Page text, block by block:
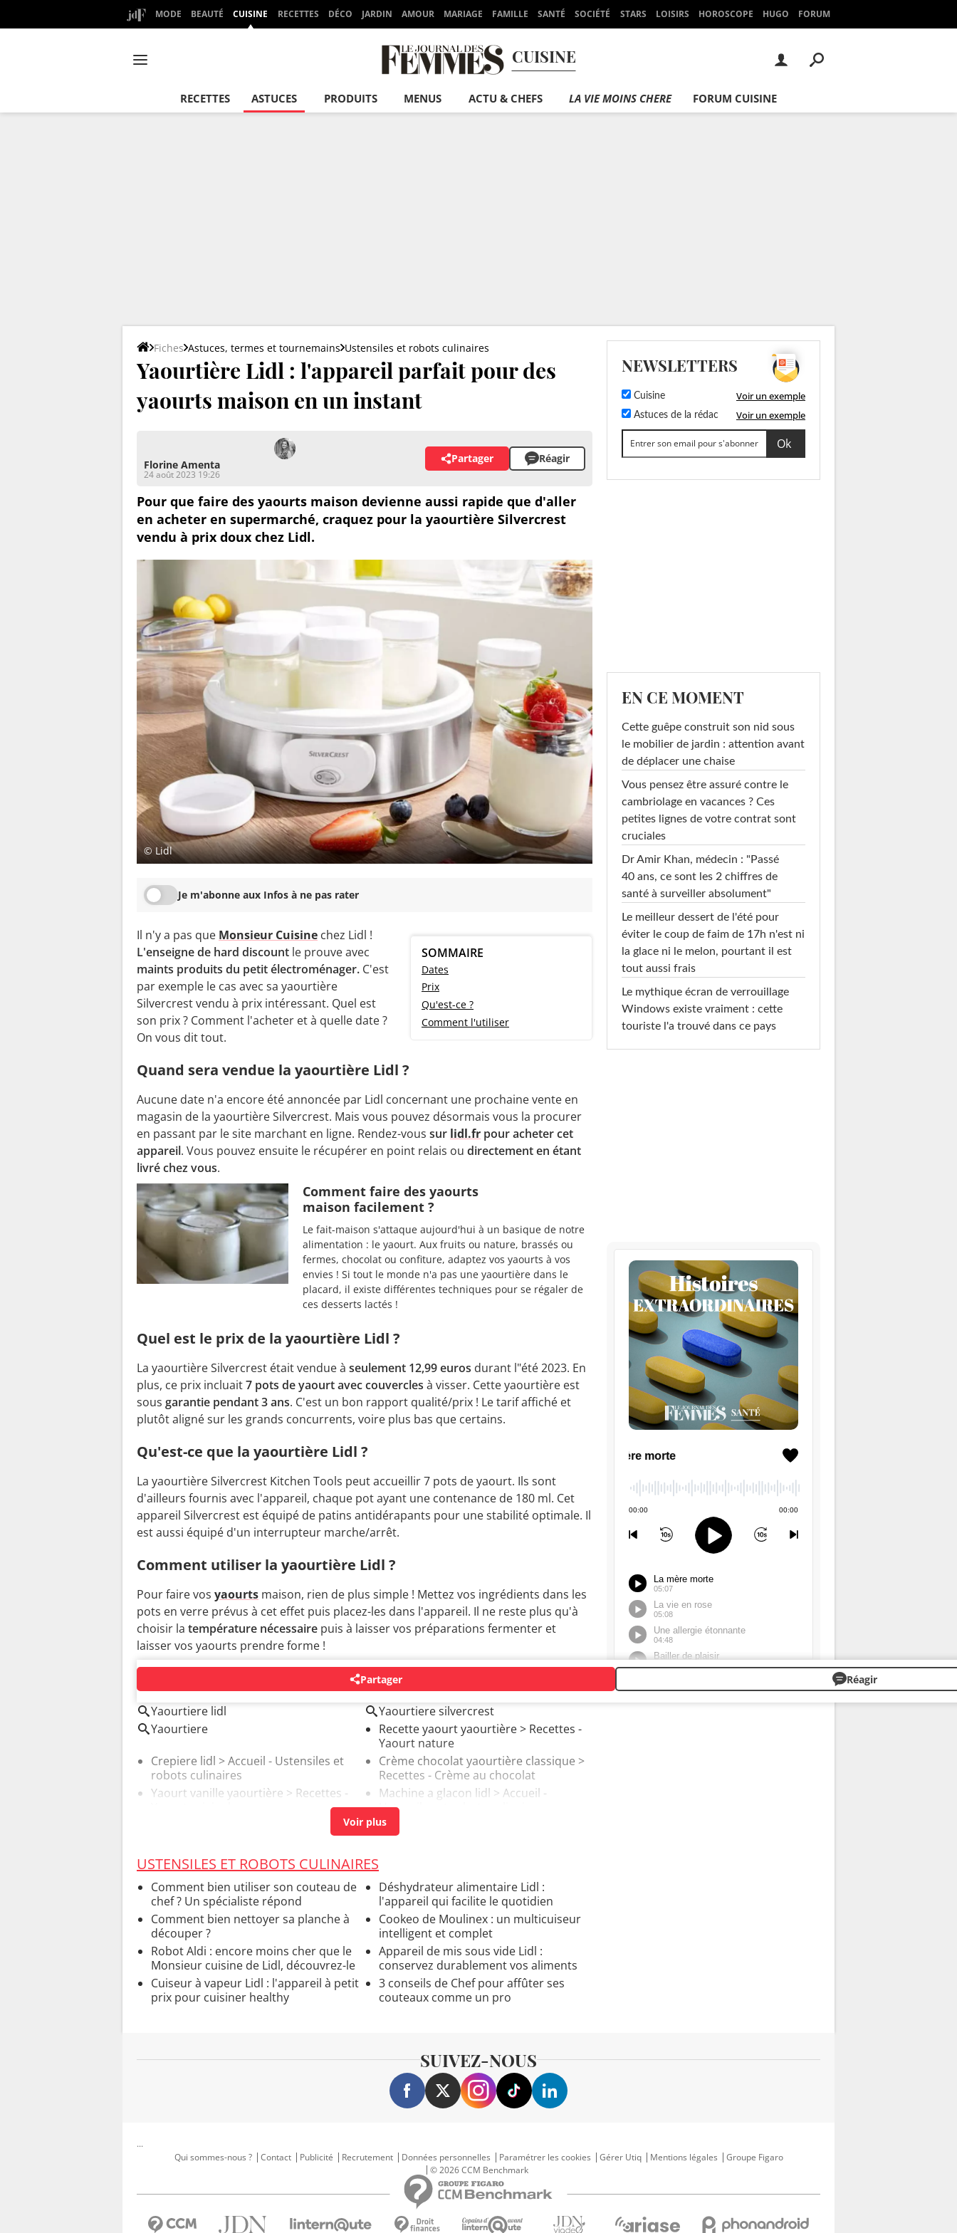
MODE BEAUTÉ CUISINE RECETTES DÉCO JARDIN AMOUR MARIAGE FAMILLE SANTÉ SOCIÉTÉ STARS LOISIRS HOROSCOPE HUGO FORUM
CUISINE
RECETTES ASTUCES PRODUITS MENUS ACTU & CHEFS LA VIE MOINS CHERE FORUM CUISINE
Fiches Astuces, termes et tournemains Ustensiles et robots culinaires
Yaourtière Lidl : l'appareil parfait pour des
yaourts maison en un instant
Florine Amenta
24 août 2023 19:26
Partager Réagir
Pour que faire des yaourts maison devienne aussi rapide que d'aller
en acheter en supermarché, craquez pour la yaourtière Silvercrest
vendu à prix doux chez Lidl.
© Lidl
Je m'abonne aux Infos à ne pas rater
SOMMAIRE
Dates
Prix
Qu'est-ce ?
Comment l'utiliser
Il n'y a pas que Monsieur Cuisine chez Lidl !
L'enseigne de hard discount le prouve avec
maints produits du petit électroménager. C'est
par exemple le cas avec sa yaourtière
Silvercrest vendu à prix intéressant. Quel est
son prix ? Comment l'acheter et à quelle date ?
On vous dit tout.
Quand sera vendue la yaourtière Lidl ?
Aucune date n'a encore été annoncée par Lidl concernant une prochaine vente en
magasin de la yaourtière Silvercrest. Mais vous pouvez désormais vous la procurer
en passant par le site marchant en ligne. Rendez-vous sur lidl.fr pour acheter cet
appareil. Vous pouvez ensuite le récupérer en point relais ou directement en étant
livré chez vous.
Comment faire des yaourts
maison facilement ?
Le fait-maison s'attaque aujourd'hui à un basique de notre
alimentation : le yaourt. Aux fruits ou nature, brassés ou
fermes, chocolat ou confiture, adaptez vos yaourts à vos
envies ! Si tout le monde n'a pas une yaourtière dans le
placard, il existe différentes techniques pour se régaler de
ces desserts lactés !
Quel est le prix de la yaourtière Lidl ?
La yaourtière Silvercrest était vendue à seulement 12,99 euros durant l"été 2023. En
plus, ce prix incluait7 pots de yaourt avec couvercles à visser. Cette yaourtière est
sous garantie pendant 3 ans. C'est un bon rapport qualité/prix ! Le tarif affiché et
plutôt aligné sur les grands concurrents, voire plus bas que certains.
Qu'est-ce que la yaourtière Lidl ?
La yaourtière Silvercrest Kitchen Tools peut accueillir 7 pots de yaourt. Ils sont
d'ailleurs fournis avec l'appareil, chaque pot ayant une contenance de 180 ml. Cet
appareil Silvercrest est équipé de patins antidérapants pour une stabilité optimale. Il
est aussi équipé d'un interrupteur marche/arrêt.
Comment utiliser la yaourtière Lidl ?
Pour faire vos yaourts maison, rien de plus simple ! Mettez vos ingrédients dans les
pots en verre prévus à cet effet puis placez-les dans l'appareil. Il ne reste plus qu'à
choisir la température nécessaire puis à laisser vos préparations fermenter et
laisser vos yaourts prendre forme !
Partager Réagir
AUTOUR DU MÊME SUJET
Yaourtiere lidl
Yaourtiere silvercrest
Yaourtiere
Recette yaourt yaourtière> Recettes -
Yaourt nature
Crepiere lidl > Accueil - Ustensiles et
robots culinaires
Crème chocolat yaourtière classique >
Recettes - Crème au chocolat
Yaourt vanille yaourtière > Recettes -
Machine a glacon lidl > Accueil -
Ustensiles et robots culinaires
USTENSILES ET ROBOTS CULINAIRES
Comment bien utiliser son couteau de
chef ? Un spécialiste répond
Déshydrateur alimentaire Lidl :
l'appareil qui facilite le quotidien
Comment bien nettoyer sa planche à
découper ?
Cookeo de Moulinex : un multicuiseur
intelligent et complet
Robot Aldi : encore moins cher que le
Monsieur cuisine de Lidl, découvrez-le
Appareil de mis sous vide Lidl :
conservez durablement vos aliments
Cuiseur à vapeur Lidl : l'appareil à petit
prix pour cuisiner healthy
3 conseils de Chef pour affûter ses
couteaux comme un pro
NEWSLETTERS
Cuisine Voir un exemple
Astuces de la rédac Voir un exemple
EN CE MOMENT
Cette guêpe construit son nid sous
le mobilier de jardin : attention avant
de déplacer une chaise
Vous pensez être assuré contre le
cambriolage en vacances ? Ces
petites lignes de votre contrat sont
cruciales
Dr Amir Khan, médecin : "Passé
40 ans, ce sont les 2 chiffres de
santé à surveiller absolument"
Le meilleur dessert de l'été pour
éviter le coup de faim de 17h n'est ni
la glace ni le melon, pourtant il est
tout aussi frais
Le mythique écran de verrouillage
Windows existe vraiment : cette
touriste l'a trouvé dans ce pays
SUIVEZ-NOUS
...
Qui sommes-nous ?
Contact Publicité Recrutement Données personnelles Paramétrer les cookies Gérer Utiq Mentions légales
Groupe Figaro
© 2026 CCM Benchmark